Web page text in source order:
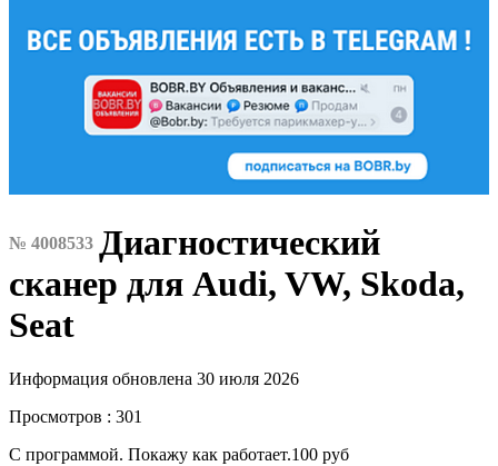
№ 4008533 Диагностический
сканер для Audi, VW, Skoda,
Seat
Информация обновлена 30 июля 2026
Просмотров : 301
С программой. Покажу как работает.100 руб